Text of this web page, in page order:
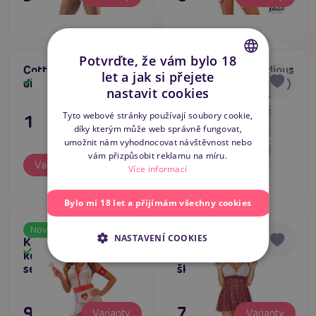
Cottelli Bunny Set (5-
dílná souprava)
1 195 Kč
Varianty
5
Kostým Baci Studious
School Girl (One size)
Skladem
795 Kč
Novinka
ADALET LINGERIE
Keira Nurse Costume,
kostým sexy
sestřičky
Skladem
Varianty
(Red), roleplay
erotický kostým
školačka
Varianty
ENGLISH
Potvrďte, že vám bylo 18
let a jak si přejete
nastavit cookies
Tyto webové stránky používají soubory cookie,
díky kterým může web správně fungovat,
umožnit nám vyhodnocovat návštěvnost nebo
vám přizpůsobit reklamu na míru.
Více informací
Bylo mi 18 let a přijímám všechny cookies
NASTAVENÍ COOKIES